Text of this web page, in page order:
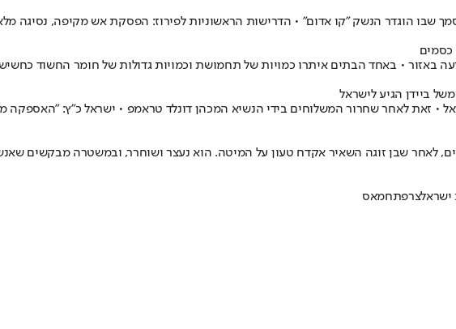
מסמך שבו הוגדר הנשק "קו אדום" • הדרישות הראשוניות לפירוז: הפסקת אש מקיפה, נסיגה
כסמים
באזור • באחד הבתים איתרו כמויות של תחמושת וכמויות גדולות של חומר החשוד
ביידן הגיע לישראל
צרפתחמאס